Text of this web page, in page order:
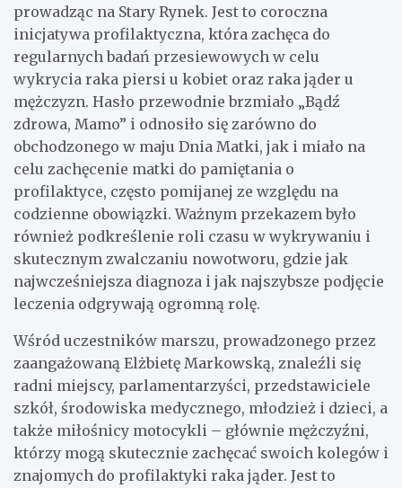
prowadząc na Stary Rynek. Jest to coroczna
inicjatywa profilaktyczna, która zachęca do
regularnych badań przesiewowych w celu
wykrycia raka piersi u kobiet oraz raka jąder u
mężczyzn. Hasło przewodnie brzmiało „Bądź
zdrowa, Mamo” i odnosiło się zarówno do
obchodzonego w maju Dnia Matki, jak i miało na
celu zachęcenie matki do pamiętania o
profilaktyce, często pomijanej ze względu na
codzienne obowiązki. Ważnym przekazem było
również podkreślenie roli czasu w wykrywaniu i
skutecznym zwalczaniu nowotworu, gdzie jak
najwcześniejsza diagnoza i jak najszybsze podjęcie
leczenia odgrywają ogromną rolę.
Wśród uczestników marszu, prowadzonego przez
zaangażowaną Elżbietę Markowską, znaleźli się
radni miejscy, parlamentarzyści, przedstawiciele
szkół, środowiska medycznego, młodzież i dzieci, a
także miłośnicy motocykli – głównie mężczyźni,
którzy mogą skutecznie zachęcać swoich kolegów i
znajomych do profilaktyki raka jąder. Jest to